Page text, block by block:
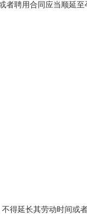
聘用合同应当顺延至
得延长其劳动时间或